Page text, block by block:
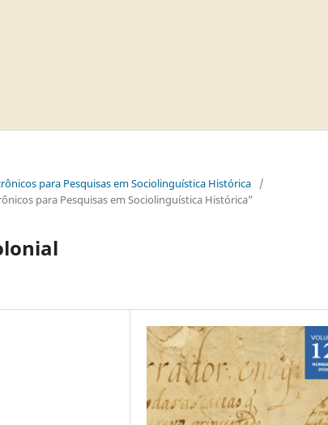
para Pesquisas em Sociolinguística Histórica
/
para Pesquisas em Sociolinguística Histórica”